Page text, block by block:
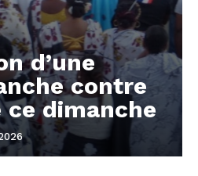
d’une
contre
dimanche